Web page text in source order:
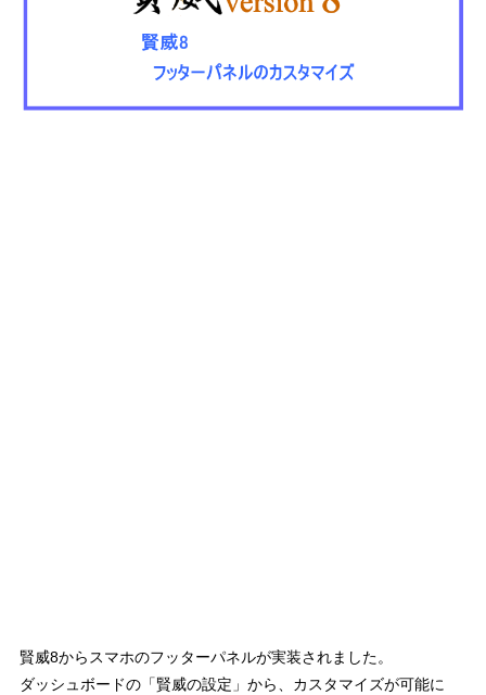
賢威8からスマホのフッターパネルが実装されました。
ダッシュボードの「賢威の設定」から、カスタマイズが可能に